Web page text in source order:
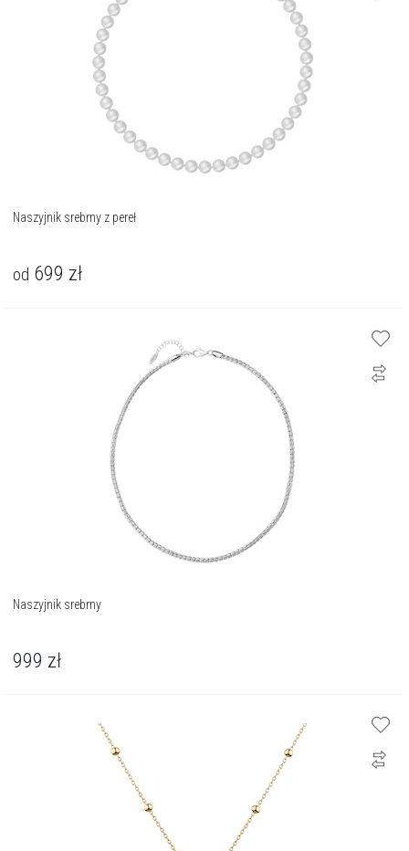
Naszyjnik srebrny z pereł
od 699 zł
Naszyjnik srebrny
999 zł